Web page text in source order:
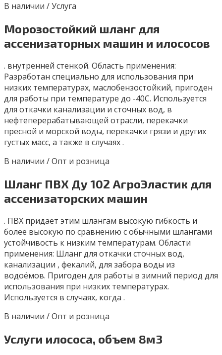
В наличии / Услуга
Морозостойкий шланг для
ассенизаторных машин и илососов
. внутренней стенкой. Область применения:
Разработан специально для использования при
низких температурах, маслобензостойкий, пригоден
для работы при температуре до -40С. Используется
для откачки канализации и сточных вод, в
нефтеперерабатывающей отрасли, перекачки
пресной и морской воды, перекачки грязи и других
густых масс, а также в случаях .
В наличии / Опт и розница
Шланг ПВХ Ду 102 АгроЭластик для
ассенизаторских машин
. ПВХ придает этим шлангам высокую гибкость и
более высокую по сравнению с обычными шлангами
устойчивость к низким температурам. Области
применения: Шланг для откачки сточных вод,
канализации , фекалий, для забора воды из
водоёмов. Пригоден для работы в зимний период для
использования при низких температурах.
Используется в случаях, когда .
В наличии / Опт и розница
Услуги илососа, объем 8м3